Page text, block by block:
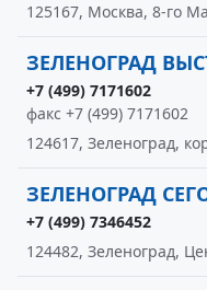
125167, Москва, 8-го
ЗЕЛЕНОГРАД
+7 (499) 7171602
факс +7 (499) 7171602
124617, Зеленоград,
ЗЕЛЕНОГРАД
+7 (499) 7346452
124482, Зеленоград,